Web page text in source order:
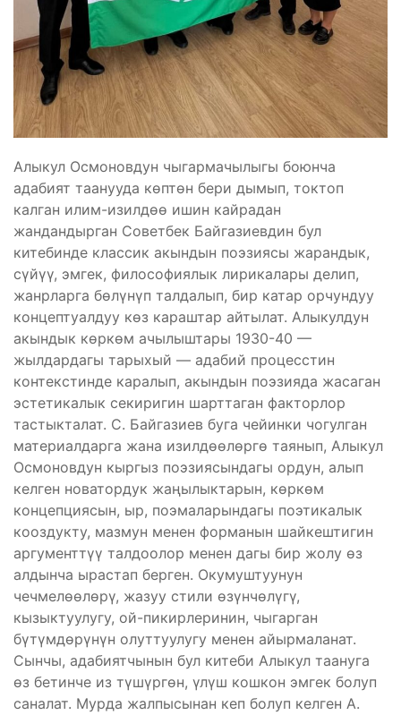
Алыкул Осмоновдун чыгармачылыгы боюнча
адабият таанууда көптөн бери дымып, токтоп
калган илим-изилдөө ишин кайрадан
жандандырган Советбек Байгазиевдин бул
китебинде классик акындын поэзиясы жарандык,
сүйүү, эмгек, философиялык лирикалары делип,
жанрларга бөлүнүп талдалып, бир катар орчундуу
концептуалдуу көз караштар айтылат. Алыкулдун
акындык көркөм ачылыштары 1930-40 —
жылдардагы тарыхый — адабий процесстин
контекстинде каралып, акындын поэзияда жасаган
эстетикалык секиригин шарттаган факторлор
тастыкталат. С. Байгазиев буга чейинки чогулган
материалдарга жана изилдөөлөргө таянып, Алыкул
Осмоновдун кыргыз поэзиясындагы ордун, алып
келген новатордук жаңылыктарын, көркөм
концепциясын, ыр, поэмаларындагы поэтикалык
кооздукту, мазмун менен форманын шайкештигин
аргументтүү талдоолор менен дагы бир жолу өз
алдынча ырастап берген. Окумуштуунун
чечмелөөлөрү, жазуу стили өзүнчөлүгү,
кызыктуулугу, ой-пикирлеринин, чыгарган
бүтүмдөрүнүн олуттуулугу менен айырмаланат.
Сынчы, адабиятчынын бул китеби Алыкул таануга
өз бетинче из түшүргөн, үлүш кошкон эмгек болуп
саналат. Мурда жалпысынан кеп болуп келген А.